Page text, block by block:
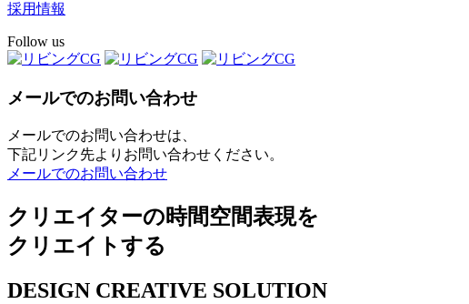
採用情報
Follow us
メールでのお問い合わせ
メールでのお問い合わせは、
下記リンク先よりお問い合わせください。
メールでのお問い合わせ
クリエイターの時間空間表現を
クリエイトする
DESIGN CREATIVE SOLUTION